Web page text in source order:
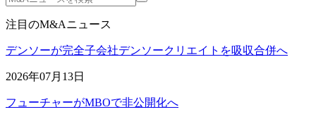
注目のM&Aニュース
デンソーが完全子会社デンソークリエイトを吸収合併へ
2026年07月13日
フューチャーがMBOで非公開化へ